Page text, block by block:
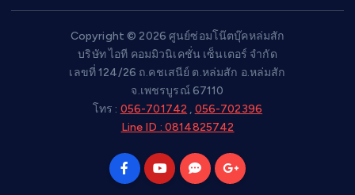
Copyright © 2026 ศูนย์ซ่อมโน๊ตบุ๊คหล่มสัก
บริษัท ไอที คอมมิวนิเคชั่น เซ็นเตอร์ จำกัด
เลขที่ 124/26 ถ.คชเสนีย์ ต.หล่มสัก อ.หล่มสัก
จ.เพชรบูรณ์ 67110
โทร : 056-701742 , 056-702396
Line ID : 0814825742